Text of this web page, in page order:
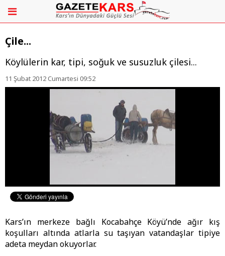
Çile...
Köylülerin kar, tipi, soğuk ve susuzluk çilesi...
11 Şubat 2012 Cumartesi 09:52
Kars’ın merkeze bağlı Kocabahçe Köyü’nde ağır kış
koşulları altında atlarla su taşıyan vatandaşlar tipiye
adeta meydan okuyorlar.